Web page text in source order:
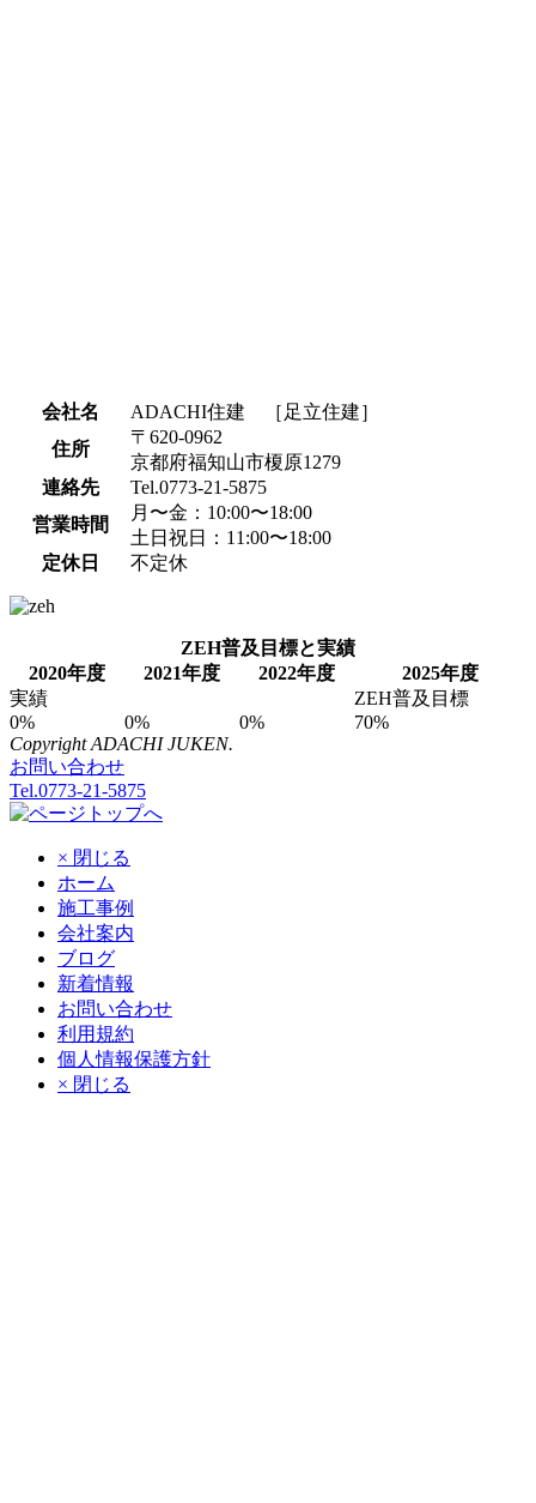
会社名
ADACHI住建 ［足立住建］
住所
〒620-0962
京都府福知山市榎原1279
連絡先
Tel.0773-21-5875
営業時間
月〜金：10:00〜18:00
土日祝日：11:00〜18:00
定休日
不定休
ZEH普及目標と実績
2020年度
2021年度 2022年度
2025年度
実績
ZEH普及目標
0%
0% 0%
70%
Copyright ADACHI JUKEN.
お問い合わせ
Tel.0773-21-5875
× 閉じる
ホーム
施工事例
会社案内
ブログ
新着情報
お問い合わせ
利用規約
個人情報保護方針
× 閉じる